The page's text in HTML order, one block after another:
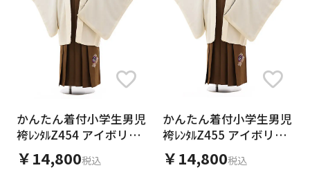
かんたん着付小学生男児
袴ﾚﾝﾀﾙZ454 アイボリー
紋付×ブラウン
￥14,800税込
かんたん着付小学生男児
袴ﾚﾝﾀﾙZ455 アイボリー
紋付×ブラウン
￥14,800税込